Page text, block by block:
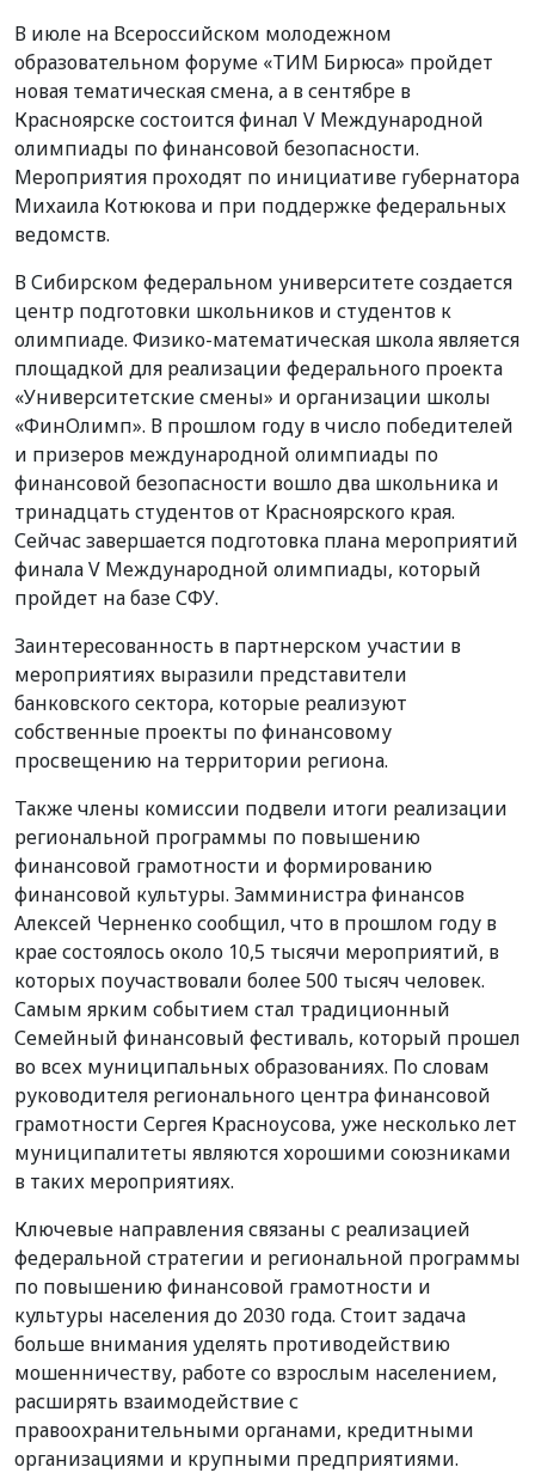
В июле на Всероссийском молодежном
образовательном форуме «ТИМ Бирюса» пройдет
новая тематическая смена, а в сентябре в
Красноярске состоится финал V Международной
олимпиады по финансовой безопасности.
Мероприятия проходят по инициативе губернатора
Михаила Котюкова и при поддержке федеральных
ведомств.
В Сибирском федеральном университете создается
центр подготовки школьников и студентов к
олимпиаде. Физико-математическая школа является
площадкой для реализации федерального проекта
«Университетские смены» и организации школы
«ФинОлимп». В прошлом году в число победителей
и призеров международной олимпиады по
финансовой безопасности вошло два школьника и
тринадцать студентов от Красноярского края.
Сейчас завершается подготовка плана мероприятий
финала V Международной олимпиады, который
пройдет на базе СФУ.
Заинтересованность в партнерском участии в
мероприятиях выразили представители
банковского сектора, которые реализуют
собственные проекты по финансовому
просвещению на территории региона.
Также члены комиссии подвели итоги реализации
региональной программы по повышению
финансовой грамотности и формированию
финансовой культуры. Замминистра финансов
Алексей Черненко сообщил, что в прошлом году в
крае состоялось около 10,5 тысячи мероприятий, в
которых поучаствовали более 500 тысяч человек.
Самым ярким событием стал традиционный
Семейный финансовый фестиваль, который прошел
во всех муниципальных образованиях. По словам
руководителя регионального центра финансовой
грамотности Сергея Красноусова, уже несколько лет
муниципалитеты являются хорошими союзниками
в таких мероприятиях.
Ключевые направления связаны с реализацией
федеральной стратегии и региональной программы
по повышению финансовой грамотности и
культуры населения до 2030 года. Стоит задача
больше внимания уделять противодействию
мошенничеству, работе со взрослым населением,
расширять взаимодействие с
правоохранительными органами, кредитными
организациями и крупными предприятиями.